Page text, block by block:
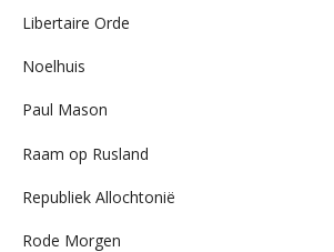
Libertaire Orde
Noelhuis
Paul Mason
Raam op Rusland
Republiek Allochtonië
Rode Morgen